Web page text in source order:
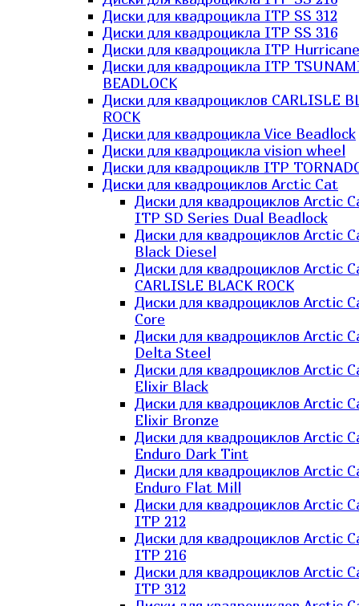
Диски для квадроцикла ITP SS 312
Диски для квадроцикла ITP SS 316
Диски для квадроцикла ITP Hurricane
Диски для квадроцикла ITP
BEADLOCK
Диски для квадроциклов CARLISLE
ROCK
Диски для квадроцикла Vice Beadlock
Диски для квадроцикла vision wheel
Диски для квадроциклв ITP
Диски для квадроциклов Arctic Cat
Диски для квадроциклов Arctic
ITP SD Series Dual Beadlock
Диски для квадроциклов Arctic
Black Diesel
Диски для квадроциклов Arctic
CARLISLE BLACK ROCK
Диски для квадроциклов Arctic
Core
Диски для квадроциклов Arctic
Delta Steel
Диски для квадроциклов Arctic
Elixir Black
Диски для квадроциклов Arctic
Elixir Bronze
Диски для квадроциклов Arctic
Enduro Dark Tint
Диски для квадроциклов Arctic
Enduro Flat Mill
Диски для квадроциклов Arctic
ITP 212
Диски для квадроциклов Arctic
ITP 216
Диски для квадроциклов Arctic
ITP 312